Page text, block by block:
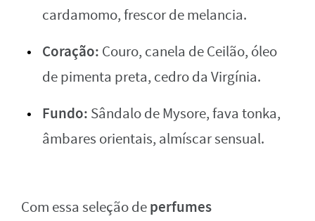
cardamomo, frescor de melancia.
Coração: Couro, canela de Ceilão, óleo
de pimenta preta, cedro da Virgínia.
Fundo: Sândalo de Mysore, fava tonka,
âmbares orientais, almíscar sensual.
Com essa seleção deperfumes